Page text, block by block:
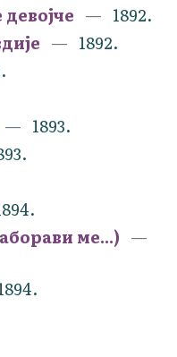
1892.
1892.
1893.
ме...)